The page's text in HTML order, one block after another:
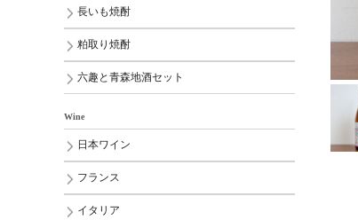
長いも焼酎
粕取り焼酎
六趣と青森地酒セット
Wine
日本ワイン
フランス
イタリア